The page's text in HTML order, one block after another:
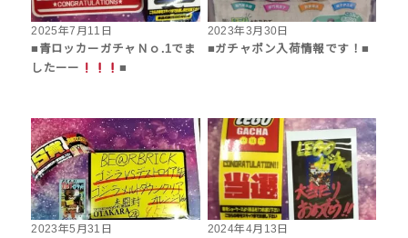
2025年7月11日
■青ロッカーガチャＮｏ.1でま
したーー
■
2023年3月30日
■ガチャポン入荷情報です！■
2023年5月31日
2024年4月13日